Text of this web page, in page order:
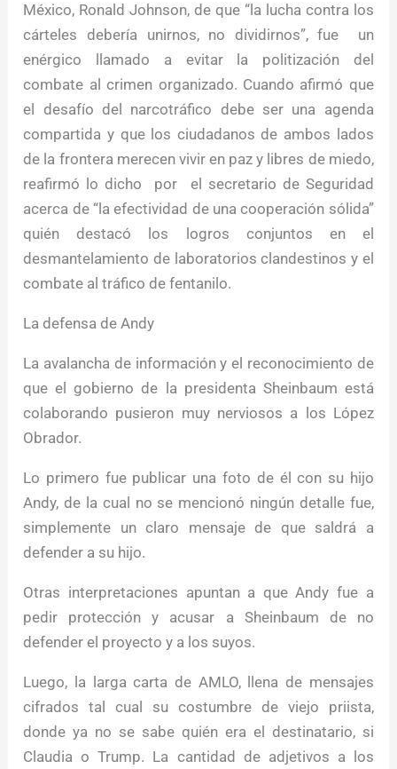
México, Ronald Johnson, de que “la lucha contra los
cárteles debería unirnos, no dividirnos”, fue un
enérgico llamado a evitar la politización del
combate al crimen organizado. Cuando afirmó que
el desafío del narcotráfico debe ser una agenda
compartida y que los ciudadanos de ambos lados
de la frontera merecen vivir en paz y libres de miedo,
reafirmó lo dicho por el secretario de Seguridad
acerca de “la efectividad de una cooperación sólida”
quién destacó los logros conjuntos en el
desmantelamiento de laboratorios clandestinos y el
combate al tráfico de fentanilo.
La defensa de Andy
La avalancha de información y el reconocimiento de
que el gobierno de la presidenta Sheinbaum está
colaborando pusieron muy nerviosos a los López
Obrador.
Lo primero fue publicar una foto de él con su hijo
Andy, de la cual no se mencionó ningún detalle fue,
simplemente un claro mensaje de que saldrá a
defender a su hijo.
Otras interpretaciones apuntan a que Andy fue a
pedir protección y acusar a Sheinbaum de no
defender el proyecto y a los suyos.
Luego, la larga carta de AMLO, llena de mensajes
cifrados tal cual su costumbre de viejo priista,
donde ya no se sabe quién era el destinatario, si
Claudia o Trump. La cantidad de adjetivos a los